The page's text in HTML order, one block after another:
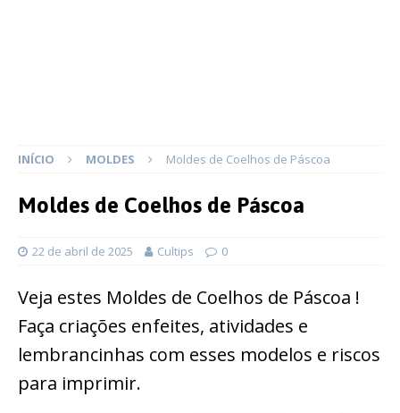
INÍCIO MOLDES Moldes de Coelhos de Páscoa
Moldes de Coelhos de Páscoa
22 de abril de 2025 Cultips 0
Veja estes Moldes de Coelhos de Páscoa !
Faça criações enfeites, atividades e
lembrancinhas com esses modelos e riscos
para imprimir.